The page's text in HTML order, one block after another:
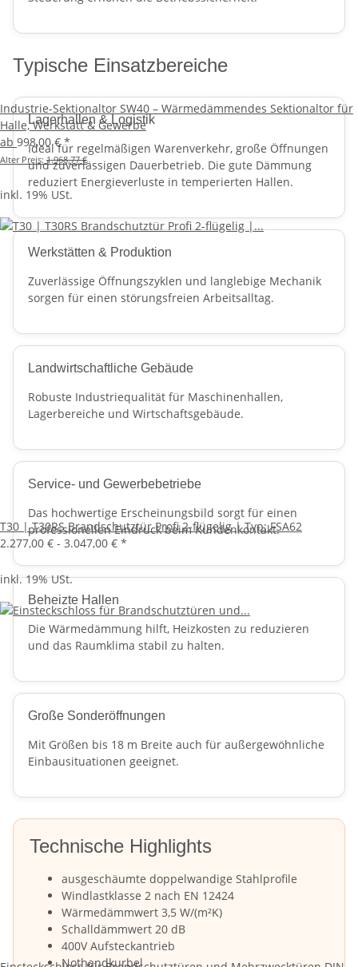
Typische Einsatzbereiche
Lagerhallen & Logistik
Ideal für regelmäßigen Warenverkehr, große Öffnungen
und zuverlässigen Dauerbetrieb. Die gute Dämmung
reduziert Energieverluste in temperierten Hallen.
Werkstätten & Produktion
Zuverlässige Öffnungszyklen und langlebige Mechanik
sorgen für einen störungsfreien Arbeitsalltag.
Landwirtschaftliche Gebäude
Robuste Industriequalität für Maschinenhallen,
Lagerbereiche und Wirtschaftsgebäude.
Service- und Gewerbebetriebe
Das hochwertige Erscheinungsbild sorgt für einen
professionellen Eindruck beim Kundenkontakt.
Beheizte Hallen
Die Wärmedämmung hilft, Heizkosten zu reduzieren
und das Raumklima stabil zu halten.
Große Sonderöffnungen
Mit Größen bis 18 m Breite auch für außergewöhnliche
Einbausituationen geeignet.
Technische Highlights
ausgeschäumte doppelwandige Stahlprofile
Windlastklasse 2 nach EN 12424
Wärmedämmwert 3,5 W/(m²K)
Schalldämmwert 20 dB
400V Aufsteckantrieb
Nothandkurbel
Industrie-Sektionaltor SW40 – Wärmedämmendes Sektionaltor für
Halle, Werkstatt & Gewerbe
ab 998,00 €*
Alter Preis: 1.968,77 €
inkl. 19% USt.
T30 | T30RS Brandschutztür Profi 2-flügelig | Typ: FSA62
2.277,00 € - 3.047,00 € *
inkl. 19% USt.